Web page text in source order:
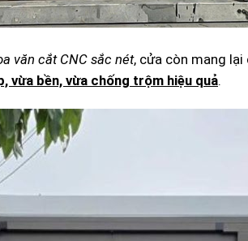
văn cắt CNC sắc nét, cửa còn mang
vừa bền, vừa chống trộm hiệu quả.